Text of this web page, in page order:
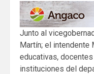
Junto al
Martín; el intendente
educativas,
instituciones del